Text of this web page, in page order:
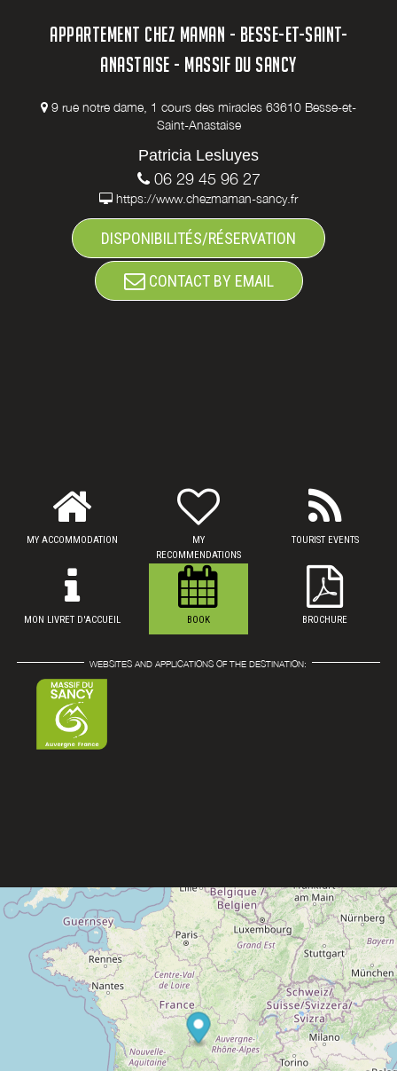
APPARTEMENT CHEZ MAMAN - BESSE-ET-SAINT-
ANASTAISE - MASSIF DU SANCY
9 rue notre dame, 1 cours des miracles 63610 Besse-et-
Saint-Anastaise
Patricia Lesluyes
06 29 45 96 27
https://www.chezmaman-sancy.fr
DISPONIBILITÉS/RÉSERVATION
CONTACT BY EMAIL
MY ACCOMMODATION
MY
RECOMMENDATIONS
TOURIST EVENTS
MON LIVRET D'ACCUEIL BOOK BROCHURE
WEBSITES AND APPLICATIONS OF THE DESTINATION: